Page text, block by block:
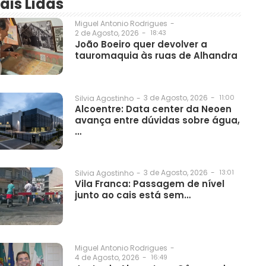
Miguel Antonio Rodrigues -
2 de Agosto, 2026 - 18:43
João Boeiro quer devolver a
tauromaquia às ruas de Alhandra
Silvia Agostinho - 3 de Agosto, 2026 - 11:00
Alcoentre: Data center da Neoen
avança entre dúvidas sobre água,
…
Silvia Agostinho - 3 de Agosto, 2026 - 13:01
Vila Franca: Passagem de nível
junto ao cais está sem…
Miguel Antonio Rodrigues -
4 de Agosto, 2026 - 16:49